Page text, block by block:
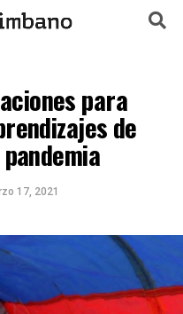
para
de
17, 2021